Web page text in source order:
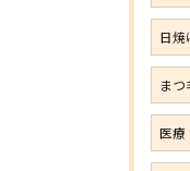
日焼
まつ
医療